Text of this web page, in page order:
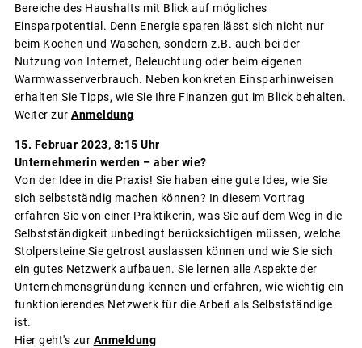
Bereiche des Haushalts mit Blick auf mögliches
Einsparpotential. Denn Energie sparen lässt sich nicht nur
beim Kochen und Waschen, sondern z.B. auch bei der
Nutzung von Internet, Beleuchtung oder beim eigenen
Warmwasserverbrauch. Neben konkreten Einsparhinweisen
erhalten Sie Tipps, wie Sie Ihre Finanzen gut im Blick behalten.
Weiter zur Anmeldung
15. Februar 2023, 8:15 Uhr
Unternehmerin werden – aber wie?
Von der Idee in die Praxis! Sie haben eine gute Idee, wie Sie
sich selbstständig machen können? In diesem Vortrag
erfahren Sie von einer Praktikerin, was Sie auf dem Weg in die
Selbstständigkeit unbedingt berücksichtigen müssen, welche
Stolpersteine Sie getrost auslassen können und wie Sie sich
ein gutes Netzwerk aufbauen. Sie lernen alle Aspekte der
Unternehmensgründung kennen und erfahren, wie wichtig ein
funktionierendes Netzwerk für die Arbeit als Selbstständige
ist.
Hier geht's zur Anmeldung